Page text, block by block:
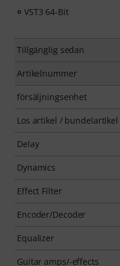
VST3 64-Bit
Tillgänglig sedan
Artikelnummer
försäljningsenhet
Los artikel / bundelartikel
Delay
Dynamics
Effect Filter
Encoder/Decoder
Equalizer
Guitar amps/-effects